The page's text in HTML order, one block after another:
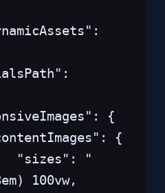
{
{
"
100vw,